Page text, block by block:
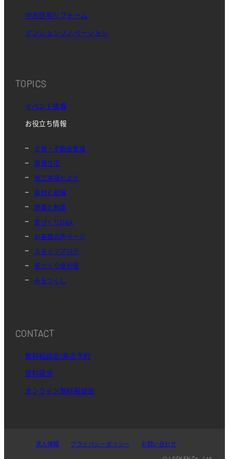
中古住宅リフォーム
マンションリノベーション
TOPICS
イベント情報
お役立ち情報
土地・不動産管理
賃貸住宅
施工現場だより
素材と設備
耐震と制震
家づくりQ&A
お客様の声ページ
スタッフブログ
家づくり便利帳
みをつくし
CONTACT
無料相談会/来店予約
資料請求
オンライン無料相談会
求人情報 プライバシーポリシー お問い合わせ